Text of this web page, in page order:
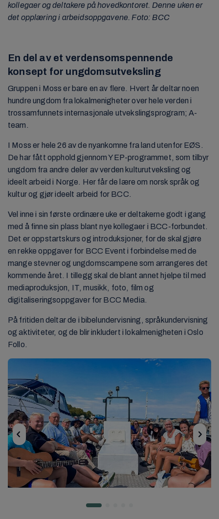
kollegaer og deltakere på hovedkontoret. Denne uken er
det opplæring i arbeidsoppgavene. Foto: BCC
En del av et verdensomspennende
konsept for ungdomsutveksling
Gruppen i Moss er bare en av flere. Hvert år deltar noen
hundre ungdom fra lokalmenigheter over hele verden i
trossamfunnets internasjonale utvekslingsprogram; A-
team.
I Moss er hele 26 av de nyankomne fra land utenfor EØS.
De har fått opphold gjennom YEP-programmet, som tilbyr
ungdom fra andre deler av verden kulturutveksling og
ideelt arbeid i Norge. Her får de lære om norsk språk og
kultur og gjør ideelt arbeid for BCC.
Vel inne i sin første ordinære uke er deltakerne godt i gang
med å finne sin plass blant nye kollegaer i BCC-forbundet.
Det er oppstartskurs og introduksjoner, for de skal gjøre
en rekke oppgaver for BCC Event i forbindelse med de
mange stevner og ungdomscampene som arrangeres det
kommende året. I tillegg skal de blant annet hjelpe til med
mediaproduksjon, IT, musikk, foto, film og
digitaliseringsoppgaver for BCC Media.
På fritiden deltar de i bibelundervisning, språkundervisning
og aktiviteter, og de blir inkludert i lokalmenigheten i Oslo
Follo.